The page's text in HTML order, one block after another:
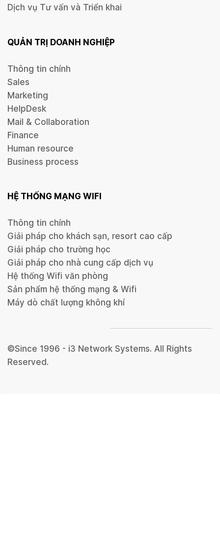
Dịch vụ Tư vấn và Triển khai
QUẢN TRỊ DOANH NGHIỆP
Thông tin chính
Sales
Marketing
HelpDesk
Mail & Collaboration
Finance
Human resource
Business process
HỆ THỐNG MẠNG WIFI
Thông tin chính
Giải pháp cho khách sạn, resort cao cấp
Giải pháp cho trường học
Giải pháp cho nhà cung cấp dịch vụ
Hệ thống Wifi văn phòng
Sản phẩm hệ thống mạng & Wifi
Máy dò chất lượng không khí
©Since 1996 - i3 Network Systems. All Rights
Reserved.